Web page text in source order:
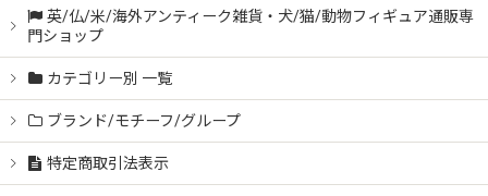
英/仏/米/海外アンティーク雑貨・犬/猫/動物フィギュア通販専
門ショップ
カテゴリー別 一覧
ブランド/モチーフ/グループ
特定商取引法表示